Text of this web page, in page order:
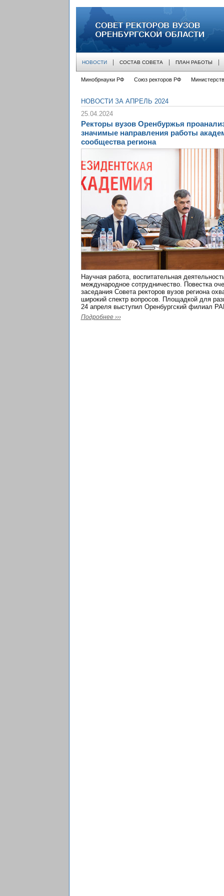
совет ректоров вузов оренбургской
НОВОСТИ СОСТАВ СОВЕТА ПЛАН РАБОТЫ
Минобрнауки РФ Союз ректоров РФ
НОВОСТИ ЗА АПРЕЛЬ 2024
25.04.2024
Ректоры вузов Оренбуржья
значимые направления работы
сообщества региона
Научная работа, воспитательная
международное сотрудничество. Повестка
заседания Совета ректоров вузов региона
широкий спектр вопросов. Площадкой для
24 апреля выступил Оренбургский филиал
Подробнее ›››